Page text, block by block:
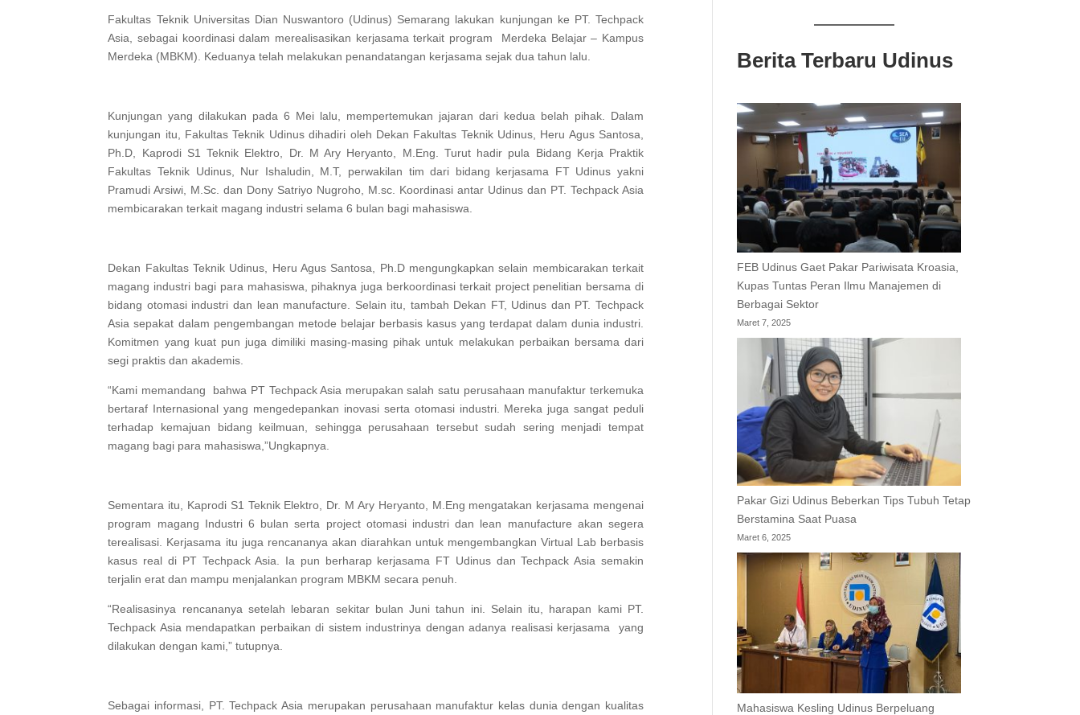
Fakultas Teknik Universitas Dian Nuswantoro (Udinus) Semarang lakukan kunjungan ke PT. Techpack
Asia, sebagai koordinasi dalam merealisasikan kerjasama terkait program Merdeka Belajar – Kampus
Merdeka (MBKM). Keduanya telah melakukan penandatangan kerjasama sejak dua tahun lalu.
Kunjungan yang dilakukan pada 6 Mei lalu, mempertemukan jajaran dari kedua belah pihak. Dalam
kunjungan itu, Fakultas Teknik Udinus dihadiri oleh Dekan Fakultas Teknik Udinus, Heru Agus Santosa,
Ph.D, Kaprodi S1 Teknik Elektro, Dr. M Ary Heryanto, M.Eng. Turut hadir pula Bidang Kerja Praktik
Fakultas Teknik Udinus, Nur Ishaludin, M.T, perwakilan tim dari bidang kerjasama FT Udinus yakni
Pramudi Arsiwi, M.Sc. dan Dony Satriyo Nugroho, M.sc. Koordinasi antar Udinus dan PT. Techpack Asia
membicarakan terkait magang industri selama 6 bulan bagi mahasiswa.
Dekan Fakultas Teknik Udinus, Heru Agus Santosa, Ph.D mengungkapkan selain membicarakan terkait
magang industri bagi para mahasiswa, pihaknya juga berkoordinasi terkait project penelitian bersama di
bidang otomasi industri dan lean manufacture. Selain itu, tambah Dekan FT, Udinus dan PT. Techpack
Asia sepakat dalam pengembangan metode belajar berbasis kasus yang terdapat dalam dunia industri.
Komitmen yang kuat pun juga dimiliki masing-masing pihak untuk melakukan perbaikan bersama dari
segi praktis dan akademis.
“Kami memandang bahwa PT Techpack Asia merupakan salah satu perusahaan manufaktur terkemuka
bertaraf Internasional yang mengedepankan inovasi serta otomasi industri. Mereka juga sangat peduli
terhadap kemajuan bidang keilmuan, sehingga perusahaan tersebut sudah sering menjadi tempat
magang bagi para mahasiswa,”Ungkapnya.
Sementara itu, Kaprodi S1 Teknik Elektro, Dr. M Ary Heryanto, M.Eng mengatakan kerjasama mengenai
program magang Industri 6 bulan serta project otomasi industri dan lean manufacture akan segera
terealisasi. Kerjasama itu juga rencananya akan diarahkan untuk mengembangkan Virtual Lab berbasis
kasus real di PT Techpack Asia. Ia pun berharap kerjasama FT Udinus dan Techpack Asia semakin
terjalin erat dan mampu menjalankan program MBKM secara penuh.
“Realisasinya rencananya setelah lebaran sekitar bulan Juni tahun ini. Selain itu, harapan kami PT.
Techpack Asia mendapatkan perbaikan di sistem industrinya dengan adanya realisasi kerjasama yang
dilakukan dengan kami,” tutupnya.
Sebagai informasi, PT. Techpack Asia merupakan perusahaan manufaktur kelas dunia dengan kualitas
Berita Terbaru Udinus
FEB Udinus Gaet Pakar Pariwisata Kroasia,
Kupas Tuntas Peran Ilmu Manajemen di
Berbagai Sektor
Maret 7, 2025
Pakar Gizi Udinus Beberkan Tips Tubuh Tetap
Berstamina Saat Puasa
Maret 6, 2025
Mahasiswa Kesling Udinus Berpeluang